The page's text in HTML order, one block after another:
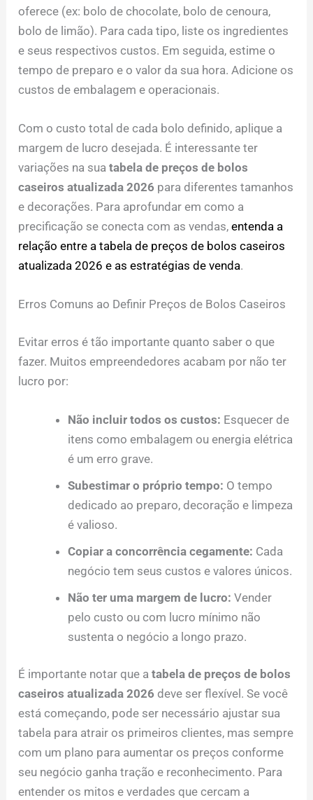
oferece (ex: bolo de chocolate, bolo de cenoura,
bolo de limão). Para cada tipo, liste os ingredientes
e seus respectivos custos. Em seguida, estime o
tempo de preparo e o valor da sua hora. Adicione os
custos de embalagem e operacionais.
Com o custo total de cada bolo definido, aplique a
margem de lucro desejada. É interessante ter
variações na suatabela de preços de bolos
caseiros atualizada 2026 para diferentes tamanhos
e decorações. Para aprofundar em como a
precificação se conecta com as vendas,entenda a
relação entre a tabela de preços de bolos caseiros
atualizada 2026 e as estratégias de venda.
Erros Comuns ao Definir Preços de Bolos Caseiros
Evitar erros é tão importante quanto saber o que
fazer. Muitos empreendedores acabam por não ter
lucro por:
Não incluir todos os custos: Esquecer de
itens como embalagem ou energia elétrica
é um erro grave.
Subestimar o próprio tempo: O tempo
dedicado ao preparo, decoração e limpeza
é valioso.
Copiar a concorrência cegamente: Cada
negócio tem seus custos e valores únicos.
Não ter uma margem de lucro: Vender
pelo custo ou com lucro mínimo não
sustenta o negócio a longo prazo.
É importante notar que atabela de preços de bolos
caseiros atualizada 2026 deve ser flexível. Se você
está começando, pode ser necessário ajustar sua
tabela para atrair os primeiros clientes, mas sempre
com um plano para aumentar os preços conforme
seu negócio ganha tração e reconhecimento. Para
entender os mitos e verdades que cercam a